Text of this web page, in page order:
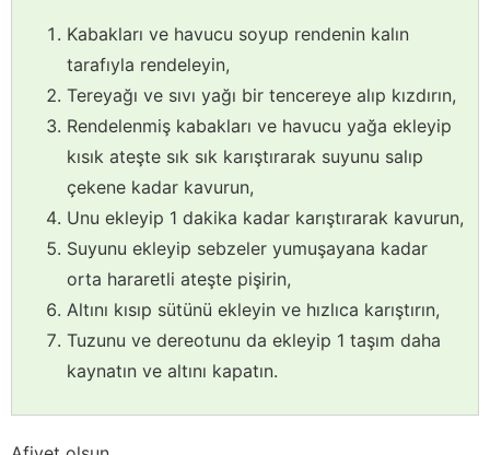
Kabakları ve havucu soyup rendenin kalın
tarafıyla rendeleyin,
Tereyağı ve sıvı yağı bir tencereye alıp kızdırın,
Rendelenmiş kabakları ve havucu yağa ekleyip
kısık ateşte sık sık karıştırarak suyunu salıp
çekene kadar kavurun,
Unu ekleyip 1 dakika kadar karıştırarak kavurun,
Suyunu ekleyip sebzeler yumuşayana kadar
orta hararetli ateşte pişirin,
Altını kısıp sütünü ekleyin ve hızlıca karıştırın,
Tuzunu ve dereotunu da ekleyip 1 taşım daha
kaynatın ve altını kapatın.